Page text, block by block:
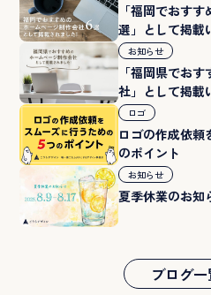
「福岡でおす
選」として掲載
お知らせ
「福岡県でお
社」として掲載
ロゴ
ロゴの作成依頼
のポイント
お知らせ
夏季休業のお知
ブログ